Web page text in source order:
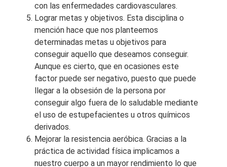
con las enfermedades cardiovasculares.
Lograr metas y objetivos. Esta disciplina o
mención hace que nos planteemos
determinadas metas u objetivos para
conseguir aquello que deseamos conseguir.
Aunque es cierto, que en ocasiones este
factor puede ser negativo, puesto que puede
llegar a la obsesión de la persona por
conseguir algo fuera de lo saludable mediante
el uso de estupefacientes u otros químicos
derivados.
Mejorar la resistencia aeróbica. Gracias a la
práctica de actividad física implicamos a
nuestro cuerpo a un mayor rendimiento lo que